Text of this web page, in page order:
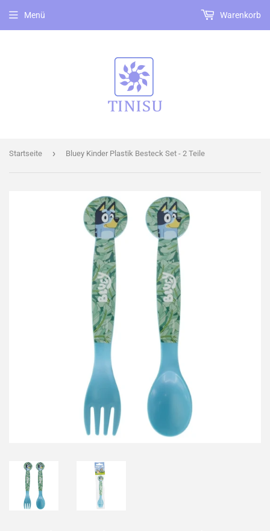
Menü Warenkorb
Startseite › Bluey Kinder Plastik Besteck Set - 2 Teile